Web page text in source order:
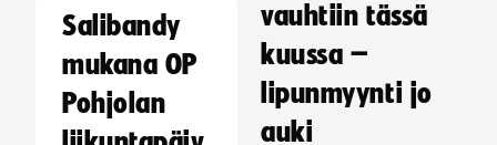
Salibandy
mukana OP
Pohjolan
vauhtiin tässä
kuussa –
lipunmyynti jo
auki